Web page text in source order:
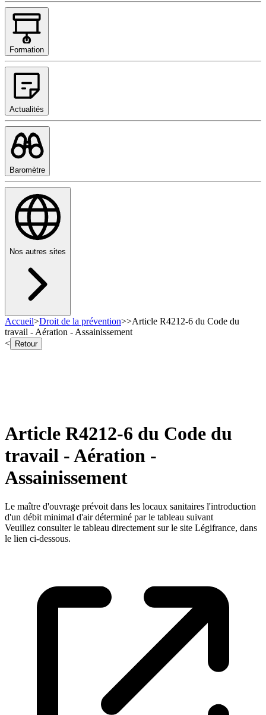
Formation
Actualités
Baromètre
Nos autres sites
Accueil>Droit de la prévention>>Article R4212-6 du Code du
travail - Aération - Assainissement
<
Retour
Article R4212-6 du Code du
travail - Aération -
Assainissement
Le maître d'ouvrage prévoit dans les locaux sanitaires l'introduction
d'un débit minimal d'air déterminé par le tableau suivant
Veuillez consulter le tableau directement sur le site Légifrance, dans
le lien ci-dessous.